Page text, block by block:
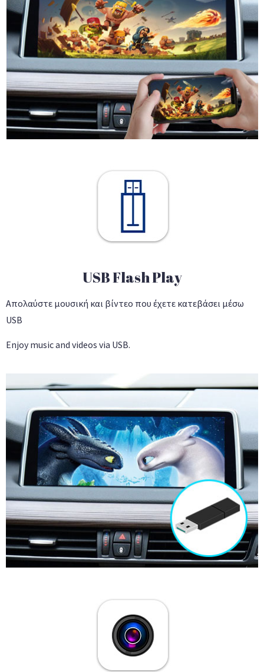
USB Flash Play
Απολαύστε μουσική και βίντεο που έχετε κατεβάσει μέσω
USB
Enjoy music and videos via USB.